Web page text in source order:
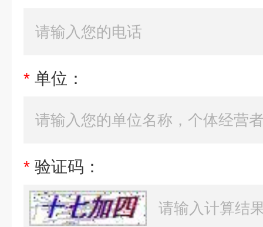
* 单位：
* 验证码：